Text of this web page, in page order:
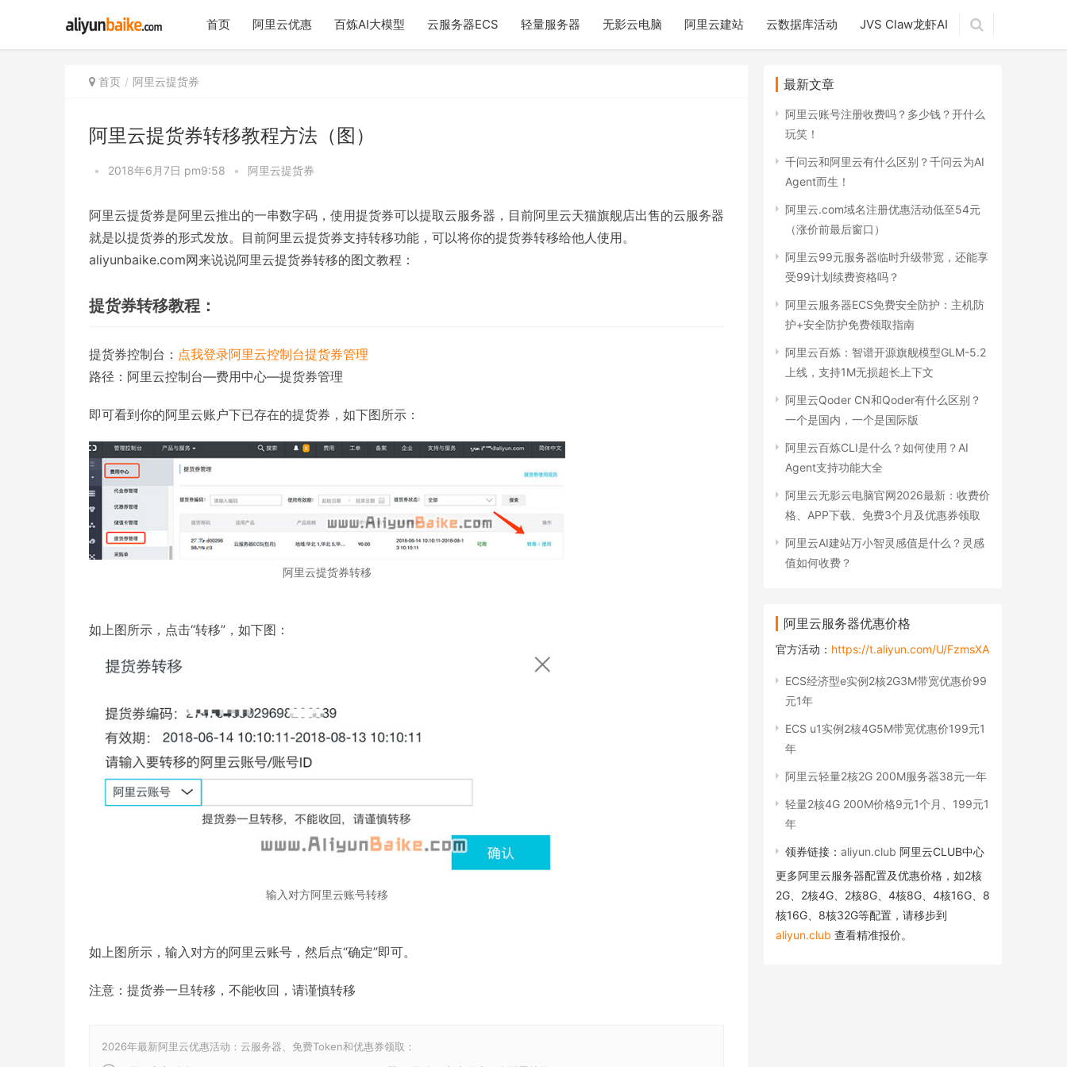
首页 阿里云优惠 百炼AI大模型 云服务器ECS 轻量服务器 无影云电脑 阿里云建站 云数据库活动 JVS Claw龙虾AI
首页 阿里云提货券
阿里云提货券转移教程方法（图）
• 2018年6月7日 pm9:58 • 阿里云提货券
阿里云提货券是阿里云推出的一串数字码，使用提货券可以提取云服务器，目前阿里云天猫旗舰店出售的云服务器
就是以提货券的形式发放。目前阿里云提货券支持转移功能，可以将你的提货券转移给他人使用。
aliyunbaike.com网来说说阿里云提货券转移的图文教程：
提货券转移教程：
提货券控制台： 点我登录阿里云控制台提货券管理
路径：阿里云控制台—费用中心—提货券管理
即可看到你的阿里云账户下已存在的提货券，如下图所示：
阿里云提货券转移
如上图所示，点击“转移”，如下图：
输入对方阿里云账号转移
如上图所示，输入对方的阿里云账号，然后点“确定”即可。
注意：提货券一旦转移，不能收回，请谨慎转移
2026年最新阿里云优惠活动：云服务器、免费Token和优惠券领取：
最新文章
阿里云账号注册收费吗？多少钱？开什么
玩笑！
千问云和阿里云有什么区别？千问云为AI
Agent而生！
阿里云.com域名注册优惠活动低至54元
（涨价前最后窗口）
阿里云99元服务器临时升级带宽，还能享
受99计划续费资格吗？
阿里云服务器ECS免费安全防护：主机防
护+安全防护免费领取指南
阿里云百炼：智谱开源旗舰模型GLM-5.2
上线，支持1M无损超长上下文
阿里云Qoder CN和Qoder有什么区别？
一个是国内，一个是国际版
阿里云百炼CLI是什么？如何使用？AI
Agent支持功能大全
阿里云无影云电脑官网2026最新：收费价
格、APP下载、免费3个月及优惠券领取
阿里云AI建站万小智灵感值是什么？灵感
值如何收费？
阿里云服务器优惠价格
官方活动： https://t.aliyun.com/U/FzmsXA
ECS经济型e实例2核2G3M带宽优惠价99
元1年
ECS u1实例2核4G5M带宽优惠价199元1
年
阿里云轻量2核2G 200M服务器38元一年
轻量2核4G 200M价格9元1个月、199元1
年
领券链接： aliyun.club 阿里云CLUB中心
更多阿里云服务器配置及优惠价格，如2核
2G、2核4G、2核8G、4核8G、4核16G、8
核16G、8核32G等配置，请移步到
aliyun.club 查看精准报价。